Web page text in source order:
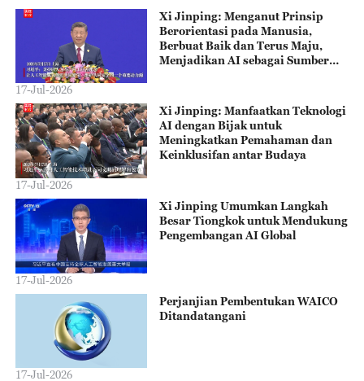
Xi Jinping: Menganut Prinsip
Berorientasi pada Manusia,
Berbuat Baik dan Terus Maju,
Menjadikan AI sebagai Sumber
Menjaga Keamanan Bersama
17-Jul-2026
Xi Jinping: Manfaatkan Teknologi
AI dengan Bijak untuk
Meningkatkan Pemahaman dan
Keinklusifan antar Budaya
17-Jul-2026
Xi Jinping Umumkan Langkah
Besar Tiongkok untuk Mendukung
Pengembangan AI Global
17-Jul-2026
Perjanjian Pembentukan WAICO
Ditandatangani
17-Jul-2026